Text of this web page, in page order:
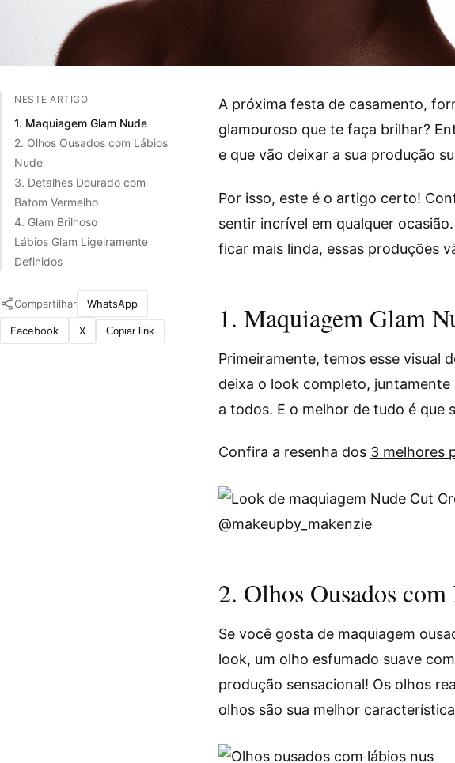
NESTE ARTIGO
1. Maquiagem Glam Nude
2. Olhos Ousados com Lábios
Nude
3. Detalhes Dourado com
Batom Vermelho
4. Glam Brilhoso
Lábios Glam Ligeiramente
Definidos
Compartilhar WhatsApp
Facebook X Copiar link
A próxima festa de casamento,
glamouroso que te faça brilhar?
e que vão deixar a sua produção
Por isso, este é o artigo certo!
sentir incrível em qualquer
ficar mais linda, essas produções
1. Maquiagem Glam
Primeiramente, temos esse visual
deixa o look completo,
a todos. E o melhor de tudo é que
Confira a resenha dos 3 melhores
@makeupby_makenzie
2. Olhos Ousados
Se você gosta de maquiagem
look, um olho esfumado suave
produção sensacional! Os olhos
olhos são sua melhor